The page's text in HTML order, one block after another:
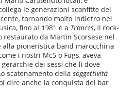
le generazioni sconfitte del
tornando molto indietro nel
fino al 1981 e a Trances, il rock-
restaurato da Martin Scorsese nel
alla pioneristica band marocchina
i nostri Mc5 o Fugs, aveva
dei sessi che lì dove
scatenamento dellasoggettività
dire anche la conquista del bar